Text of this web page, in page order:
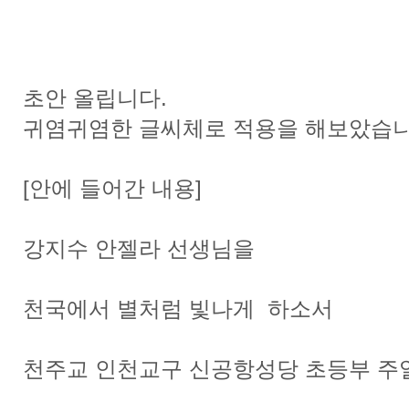
초안 올립니다.
귀염귀염한 글씨체로 적용을 해보았습
[안에 들어간 내용]
강지수 안젤라 선생님을
천국에서 별처럼 빛나게 하소서
천주교 인천교구 신공항성당 초등부 주